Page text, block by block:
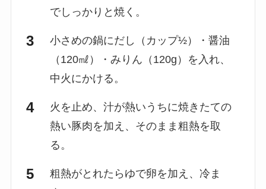
でしっかりと焼く。
小さめの鍋にだし（カップ½）・醤油
（120㎖）・みりん（120g）を入れ、
中火にかける。
火を止め、汁が熱いうちに焼きたての
熱い豚肉を加え、そのまま粗熱を取
る。
粗熱がとれたらゆで卵を加え、冷ま